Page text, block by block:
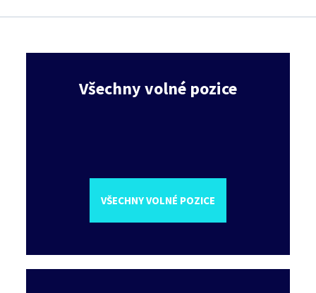
Všechny volné pozice
VŠECHNY VOLNÉ POZICE